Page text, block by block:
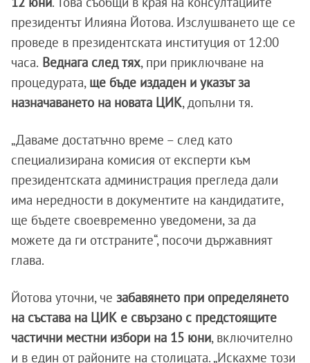
президентът Илияна Йотова. Изслушването ще се
проведе в президентската институция от 12:00
часа. Веднага след тях, при приключване на
процедурата, ще бъде издаден и указът за
назначаването на новата ЦИК, допълни тя.
„Даваме достатъчно време – след като
специализирана комисия от експерти към
президентската администрация прегледа дали
има нередности в документите на кандидатите,
ще бъдете своевременно уведомени, за да
можете да ги отстраните“, посочи държавният
глава.
Йотова уточни, че забавянето при определянето
на състава на ЦИК е свързано с предстоящите
частични местни избори на 15 юни, включително
и в един от районите на столицата. „Искахме този